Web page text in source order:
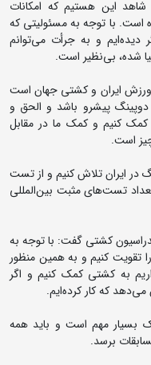
شاهد این هستیم که امکانات
با توجه به مسئولیتی که
دیده‌ایم و به جرأت می‌توانم
شده، بی‌نظیر است.
ایران و کشتی جهان است
دوپینگ پیشرو باشد و الحق و
کمک کنیم و کمک ما در مقابل
است.
در ایران تلاش کنیم و از تست
تست‌های مثبت بین‌المللی
کشتی گفت: با توجه به
تقویت کنیم و به همین منظور
به کشتی کمک کنیم و اگر
که کار کرده‌ایم.
بسیار مهم است و باید همه
برسد.